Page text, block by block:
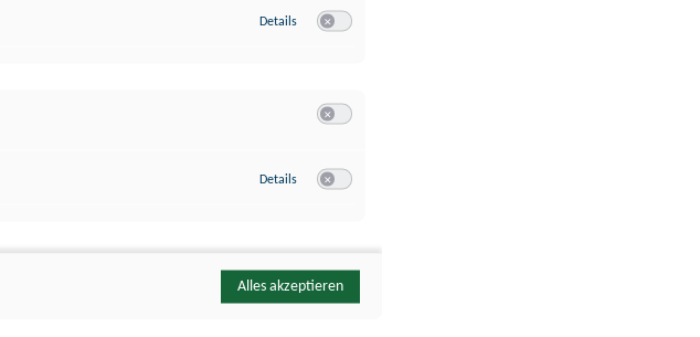
Details zu Google Analytics
Details zu YouTube
Alles akzeptieren